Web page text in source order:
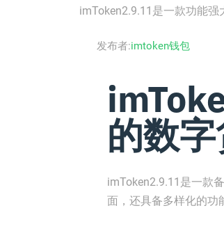
imToken2.9.11是一款功能强
发布者:imtoken钱包
的数
imToken2.9.11是一款
面，还具备多样化的功